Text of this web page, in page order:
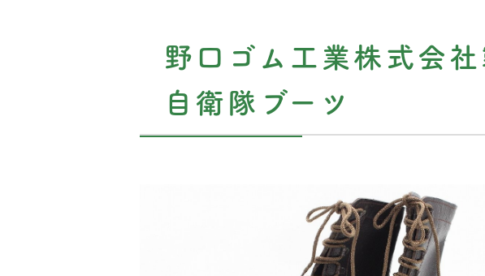
野口ゴム工業株式会
自衛隊ブーツ